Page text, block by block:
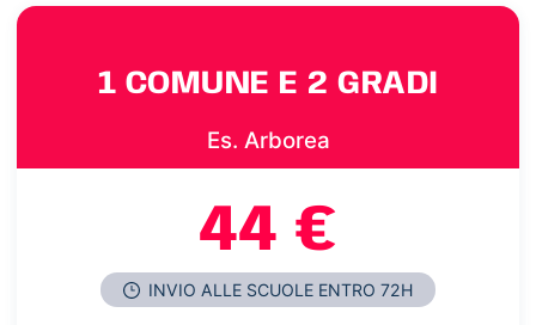
1 COMUNE E 2 GRADI
Es. Arborea
44 €
INVIO ALLE SCUOLE ENTRO 72H